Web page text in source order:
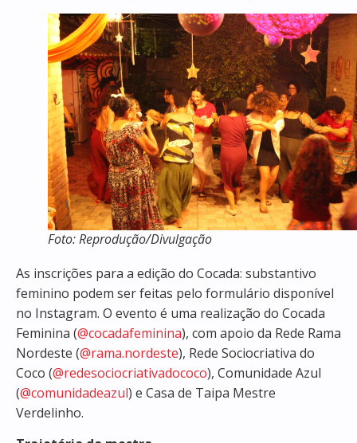
Foto: Reprodução/Divulgação
As inscrições para a edição do Cocada: substantivo
feminino podem ser feitas pelo formulário disponível
no Instagram. O evento é uma realização do Cocada
Feminina (@cocadafeminina), com apoio da Rede Rama
Nordeste (@rama.nordeste), Rede Sociocriativa do
Coco (@redesociocriativadococo), Comunidade Azul
(@comunidadeazul) e Casa de Taipa Mestre
Verdelinho.